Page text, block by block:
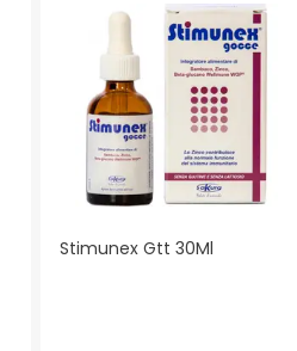
Stimunex Gtt 30Ml